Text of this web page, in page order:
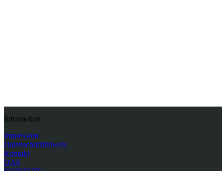
Information
Impressum
Datenschutzhinweis
Kontakt
DAS